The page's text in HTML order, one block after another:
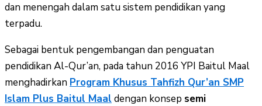
dan menengah dalam satu sistem pendidikan yang
terpadu.
Sebagai bentuk pengembangan dan penguatan
pendidikan Al-Qur’an, pada tahun 2016 YPI Baitul Maal
menghadirkan Program Khusus Tahfizh Qur’an SMP
Islam Plus Baitul Maal dengan konsep semi